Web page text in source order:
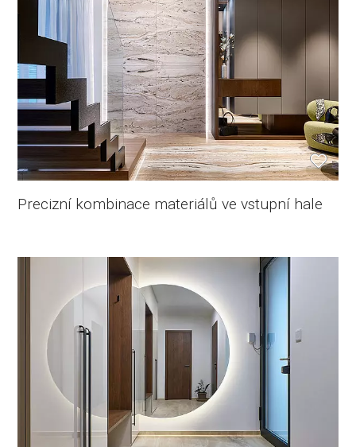
Precizní kombinace materiálů ve vstupní hale